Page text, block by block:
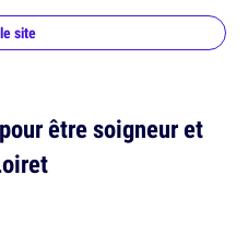
site
être soigneur et